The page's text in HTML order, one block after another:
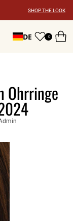
SHOP THE LOOK
DE 0
Ohrringe